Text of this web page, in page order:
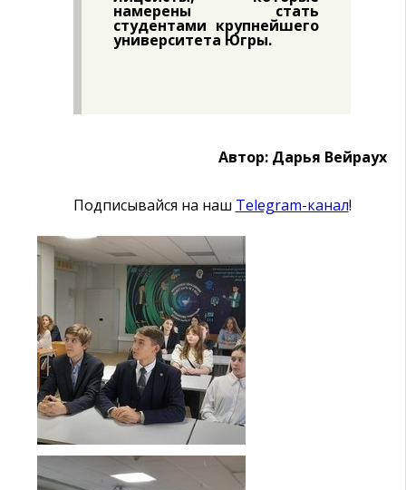
намерены стать
студентами крупнейшего
университета Югры.
Автор: Дарья Вейраух
Подписывайся на наш Telegram-канал!